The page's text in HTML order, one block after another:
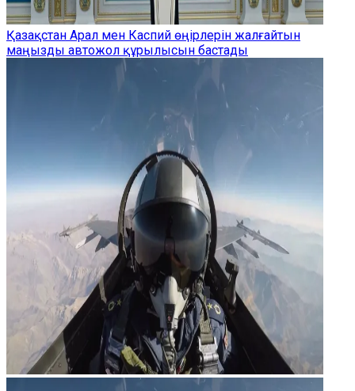
Қазақстан Арал мен Каспий өңірлерін жалғайтын
маңызды автожол құрылысын бастады